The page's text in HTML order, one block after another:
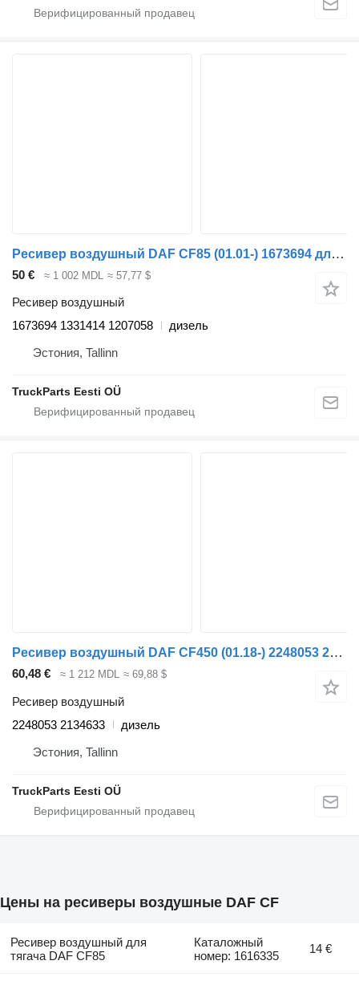
Ресивер воздушный DAF CF85 (01.01-) 1673694 для тягача DAF LF45, LF55, LF180, CF65, CF75, CF85 (2001-)
50 € ≈ 1 002 MDL ≈ 57,77 $
Ресивер воздушный
1673694 1331414 1207058
дизель
Эстония, Tallinn
TruckParts Eesti OÜ
Ресивер воздушный DAF CF450 (01.18-) 2248053 2134633 для тягача DAF CF450, CF460 (2017-)
60,48 € ≈ 1 212 MDL ≈ 69,88 $
Ресивер воздушный
2248053 2134633
дизель
Эстония, Tallinn
TruckParts Eesti OÜ
Цены на ресиверы воздушные DAF CF
Ресивер воздушный для
тягача DAF CF85
Каталожный
номер: 1616335
14 €